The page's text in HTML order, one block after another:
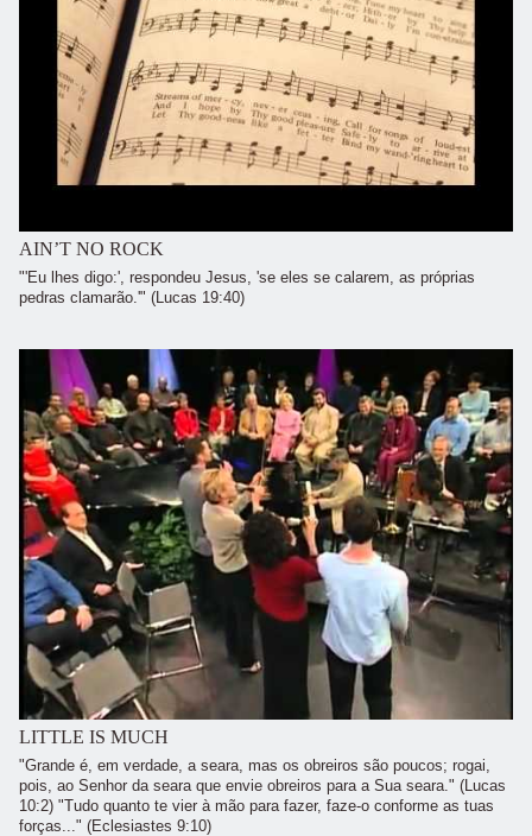
AIN’T NO ROCK
"'Eu lhes digo:', respondeu Jesus, 'se eles se calarem, as próprias
pedras clamarão.'" (Lucas 19:40)
LITTLE IS MUCH
"Grande é, em verdade, a seara, mas os obreiros são poucos; rogai,
pois, ao Senhor da seara que envie obreiros para a Sua seara." (Lucas
10:2) "Tudo quanto te vier à mão para fazer, faze-o conforme as tuas
forças..." (Eclesiastes 9:10)